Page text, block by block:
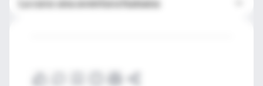
La cura: una aventura humana